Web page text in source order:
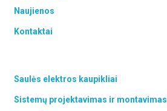
Naujienos
Kontaktai
Saulės elektros kaupikliai
Sistemų projektavimas ir montavimas